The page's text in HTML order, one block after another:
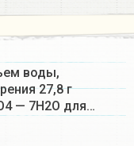
воды,
27,8 г
— 7Н2О для…